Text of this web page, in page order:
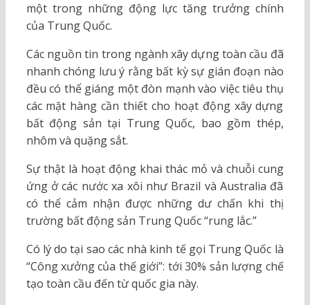
một trong những động lực tăng trưởng chính
của Trung Quốc.
Các nguồn tin trong ngành xây dựng toàn cầu đã
nhanh chóng lưu ý rằng bất kỳ sự gián đoạn nào
đều có thể giáng một đòn mạnh vào việc tiêu thụ
các mặt hàng cần thiết cho hoạt động xây dựng
bất động sản tại Trung Quốc, bao gồm thép,
nhôm và quặng sắt.
Sự thật là hoạt động khai thác mỏ và chuỗi cung
ứng ở các nước xa xôi như Brazil và Australia đã
có thể cảm nhận được những dư chấn khi thị
trường bất động sản Trung Quốc “rung lắc.”
Có lý do tại sao các nhà kinh tế gọi Trung Quốc là
“Công xưởng của thế giới”: tới 30% sản lượng chế
tạo toàn cầu đến từ quốc gia này.